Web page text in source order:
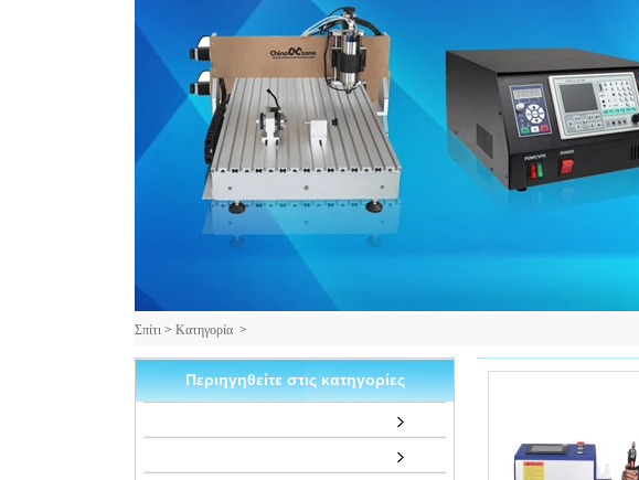
Σπίτι > Κατηγορία >
Περιηγηθείτε στις κατηγορίες